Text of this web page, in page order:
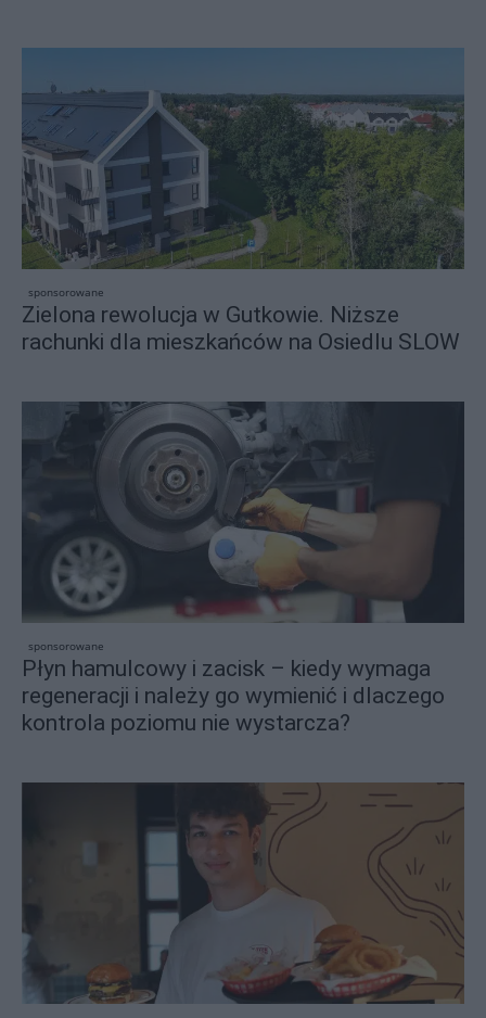
sponsorowane
Zielona rewolucja w Gutkowie. Niższe
rachunki dla mieszkańców na Osiedlu SLOW
sponsorowane
Płyn hamulcowy i zacisk – kiedy wymaga
regeneracji i należy go wymienić i dlaczego
kontrola poziomu nie wystarcza?